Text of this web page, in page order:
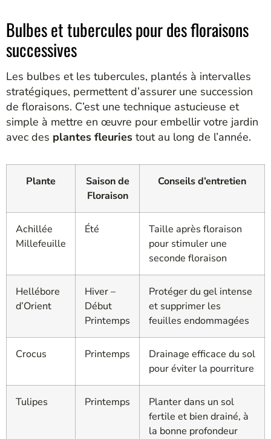
Bulbes et tubercules pour des floraisons
successives
Les bulbes et les tubercules, plantés à intervalles
stratégiques, permettent d’assurer une succession
de floraisons. C’est une technique astucieuse et
simple à mettre en œuvre pour embellir votre jardin
avec des plantes fleuries tout au long de l’année.
Plante
Saison de
Floraison
Conseils d’entretien
Achillée
Millefeuille
Été
Taille après floraison
pour stimuler une
seconde floraison
Hellébore
d’Orient
Hiver –
Début
Printemps
Protéger du gel intense
et supprimer les
feuilles endommagées
Crocus Printemps
Drainage efficace du sol
pour éviter la pourriture
Tulipes Printemps
Planter dans un sol
fertile et bien drainé, à
la bonne profondeur